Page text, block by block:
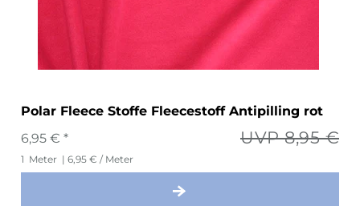
Polar Fleece Stoffe Fleecestoff Antipilling rot
UVP 8,95 €
6,95 € *
1 Meter | 6,95 € / Meter